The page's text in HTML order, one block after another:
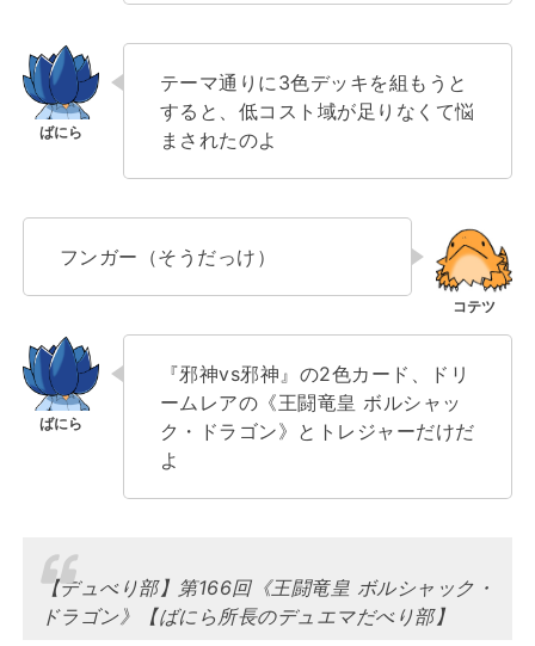
テーマ通りに3色デッキを組もうと
すると、低コスト域が足りなくて悩
まされたのよ
フンガー（そうだっけ）
『邪神vs邪神』の2色カード、ドリ
ームレアの《王闘竜皇 ボルシャッ
ク・ドラゴン》とトレジャーだけだ
よ
【デュべり部】第166回《王闘竜皇 ボルシャック・
ドラゴン》【ばにら所長のデュエマだべり部】